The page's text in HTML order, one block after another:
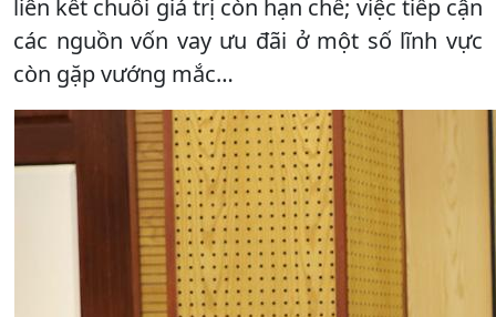
liên kết chuỗi giá trị còn hạn chế; việc tiếp cận
các nguồn vốn vay ưu đãi ở một số lĩnh vực
còn gặp vướng mắc…